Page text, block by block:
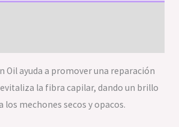
Oil ayuda a promover una reparación
la fibra capilar, dando un brillo
los mechones secos y opacos.